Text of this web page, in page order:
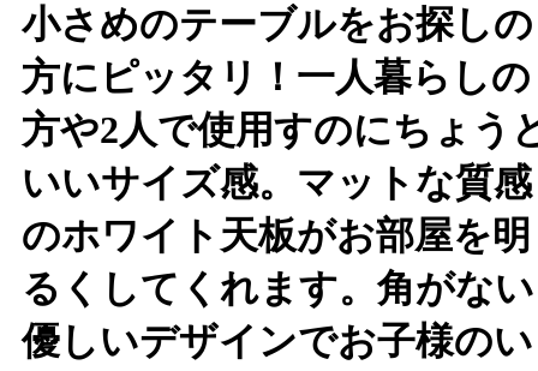
小さめのテーブルをお探しの
方にピッタリ！一人暮らしの
方や2人で使用すのにちょう
いいサイズ感。マットな質感
のホワイト天板がお部屋を明
るくしてくれます。角がない
優しいデザインでお子様のい